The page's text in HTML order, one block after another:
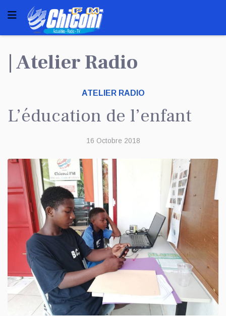
| Atelier Radio
ATELIER RADIO
L’éducation de l’enfant
16 Octobre 2018